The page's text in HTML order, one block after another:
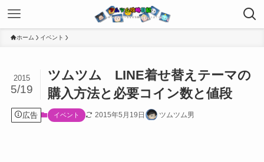
ホーム イベント
ツムツム LINE着せ替えテーマの
購入方法と必要コイン数と値段
2015
5/19
広告 イベント 2015年5月19日 ツムツム男